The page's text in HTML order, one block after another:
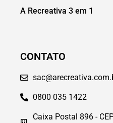
A Recreativa 3 em 1
CONTATO
0800 035 1422
Caixa Postal 896 -